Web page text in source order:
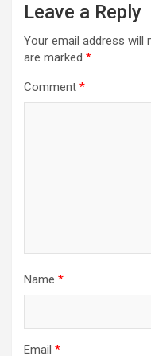
Leave a Reply
Your email address will
are marked *
Comment *
Name *
Email *